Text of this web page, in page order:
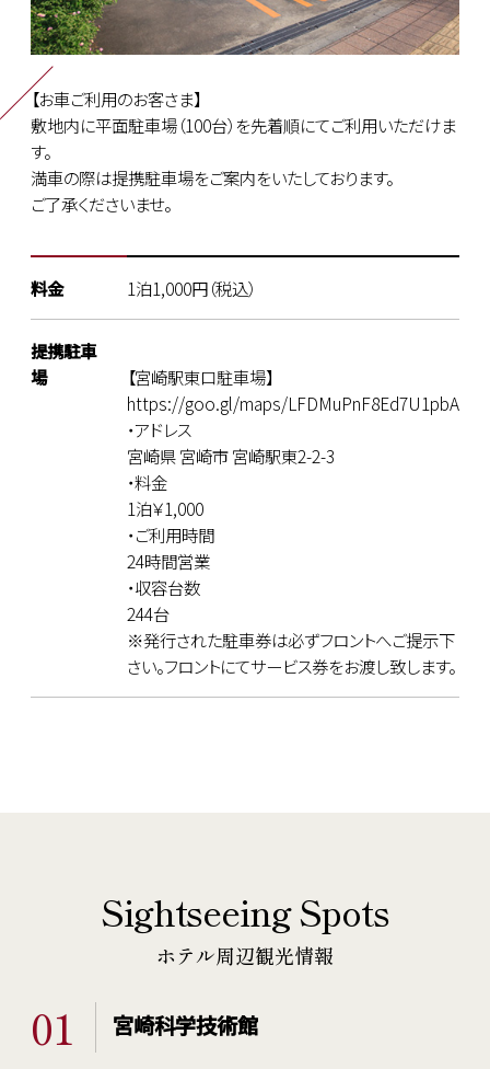
【お車ご利用のお客さま】
敷地内に平面駐車場（100台）を先着順にてご利用いただけま
す。
満車の際は提携駐車場をご案内をいたしております。
ご了承くださいませ。
料金 1泊1,000円（税込）
提携駐車
場
【宮崎駅東口駐車場】
https://goo.gl/maps/LFDMuPnF8Ed7U1pbA
・アドレス
宮崎県 宮崎市 宮崎駅東2-2-3
・料金
1泊￥1,000
・ご利用時間
24時間営業
・収容台数
244台
※発行された駐車券は必ずフロントへご提示下
さい。フロントにてサービス券をお渡し致します。
Sightseeing Spots
ホテル周辺観光情報
01 宮崎科学技術館